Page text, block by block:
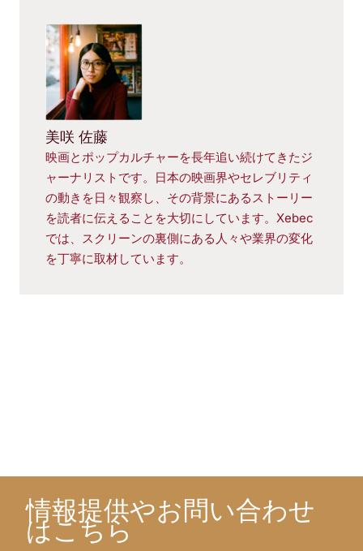
美咲 佐藤
映画とポップカルチャーを長年追い続けてきたジ
ャーナリストです。日本の映画界やセレブリティ
の動きを日々観察し、その背景にあるストーリー
を読者に伝えることを大切にしています。Xebec
では、スクリーンの裏側にある人々や業界の変化
を丁寧に取材しています。
情報提供やお問い合わせ
はこちら